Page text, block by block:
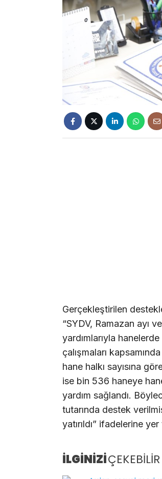
Gerçekleştirilen
“SYDV, Ramazan ayı
yardımlarıyla
çalışmaları
hane halkı sayısına
ise bin 536 haneye
yardım sağlandı.
tutarında destek
yatırıldı” ifadelerine
İLGİNİZİÇEKEBİLİR